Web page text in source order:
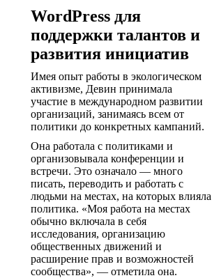
WordPress для
поддержки талантов и
развития инициатив
Имея опыт работы в экологическом
активизме, Девин принимала
участие в международном развитии
организаций, занимаясь всем от
политики до конкретных кампаний.
Она работала с политиками и
организовывала конференции и
встречи. Это означало — много
писать, переводить и работать с
людьми на местах, на которых влияла
политика. «Моя работа на местах
обычно включала в себя
исследования, организацию
общественных движений и
расширение прав и возможностей
сообщества», — отметила она.